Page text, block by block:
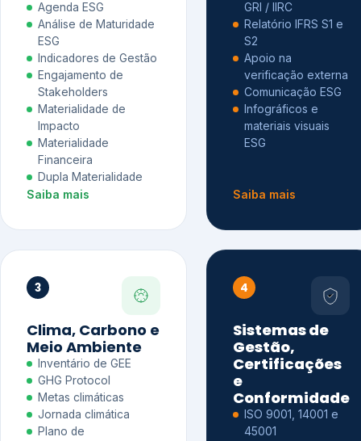
Agenda ESG
Análise de Maturidade
ESG
Indicadores de Gestão
Engajamento de
Stakeholders
Materialidade de
Impacto
Materialidade
Financeira
Dupla Materialidade
Saiba mais
GRI / IIRC
Relatório IFRS S1 e
S2
Apoio na
verificação externa
Comunicação ESG
Infográficos e
materiais visuais
ESG
Saiba mais
3
Clima, Carbono e
Meio Ambiente
Inventário de GEE
GHG Protocol
Metas climáticas
Jornada climática
Plano de
4
Sistemas de
Gestão,
Certificações
e
Conformidade
ISO 9001, 14001 e
45001